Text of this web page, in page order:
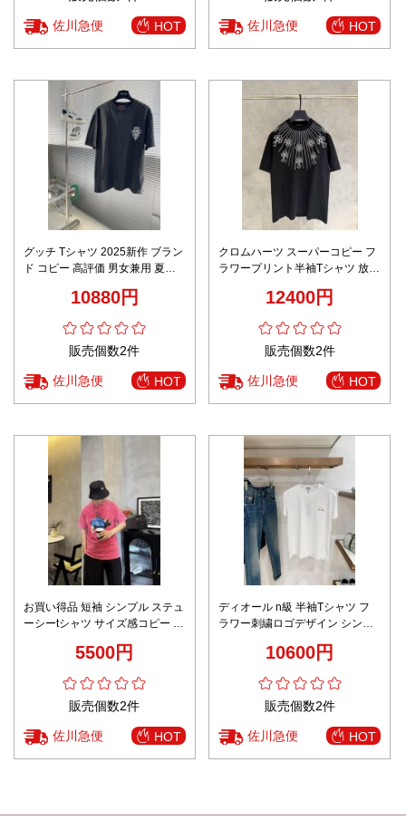
佐川急便 HOT 佐川急便 HOT
グッチ Tシャツ 2025新作 ブラン
ド コピー 高評価 男女兼用 夏服
10880円
販売個数2件
佐川急便 HOT
クロムハーツ スーパーコピー フ
ラワープリント半袖Tシャツ 放射
12400円
販売個数2件
佐川急便 HOT
お買い得品 短袖 シンプル ステュ
ーシーtシャツ サイズ感コピー 純
らかい ローズレッド
5500円
販売個数2件
佐川急便 HOT
ディオール n級 半袖Tシャツ フ
ラワー刺繍ロゴデザイン シンプ
10600円
販売個数2件
佐川急便 HOT